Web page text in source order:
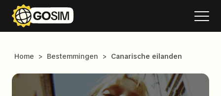
Home > Bestemmingen > Canarische eilanden